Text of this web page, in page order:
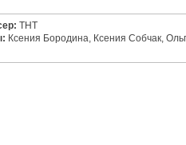
ТНТ
Ксения Бородина, Ксения Собчак,